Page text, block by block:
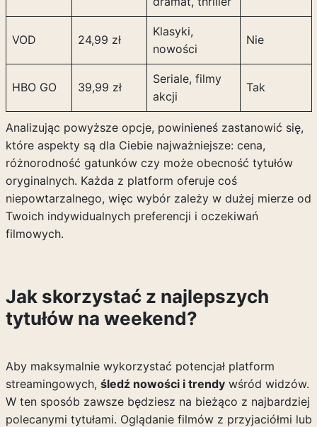
VOD 24,99 zł
Klasyki,
nowości
Nie
HBO GO 39,99 zł
Seriale, filmy
akcji
Tak
Analizując powyższe opcje, powinieneś zastanowić się,
które aspekty są dla Ciebie najważniejsze: cena,
różnorodność gatunków czy może obecność tytułów
oryginalnych. Każda z platform oferuje coś
niepowtarzalnego, więc wybór zależy w dużej mierze od
Twoich indywidualnych preferencji i oczekiwań
filmowych.
Jak skorzystać z najlepszych
tytułów na weekend?
Aby maksymalnie wykorzystać potencjał platform
streamingowych, śledź nowości i trendywśród widzów.
W ten sposób zawsze będziesz na bieżąco z najbardziej
polecanymi tytułami. Oglądanie filmów z przyjaciółmi lub